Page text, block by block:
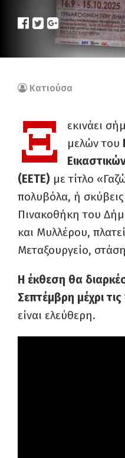
Κατιούσα
Ξ
εκινάει
μελών του
(ΕΕΤΕ) με τίτλο
πολυβόλα, ή
Πινακοθήκη του
και Μυλλέρου,
Μεταξουργείο,
Η έκθεση θα
Σεπτέμβρη μέχρι
είναι ελεύθερη.